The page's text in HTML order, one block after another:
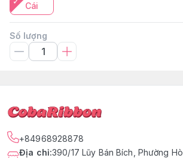
Cái
Số lượng
+84968928878
Địa chỉ:390/17 Lũy Bán Bích, Phường